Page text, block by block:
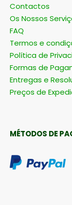
Contactos
Os Nossos
FAQ
Termos e
Política de
Formas de
Entregas e
Preços de
MÉTODOS DE